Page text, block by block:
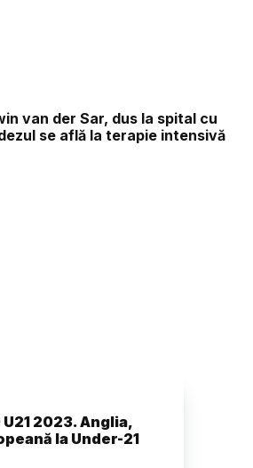
van der Sar, dus la spital cu
se află la terapie intensivă
U21 2023. Anglia,
la Under-21